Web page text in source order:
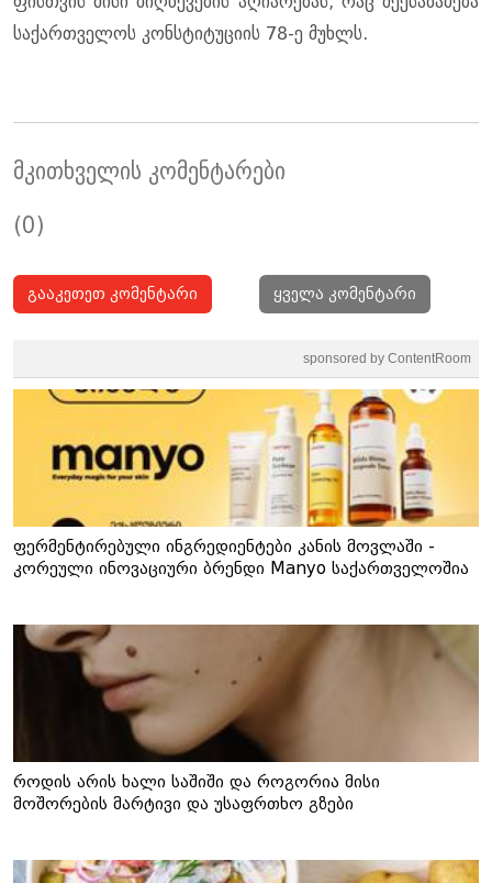
სა­ქარ­თვე­ლოს კონ­სტი­ტუ­ცი­ის 78-ე მუხლს.
მკითხველის კომენტარები
(0)
გააკეთეთ კომენტარი ყველა კომენტარი
sponsored by ContentRoom
ფერმენტირებული ინგრედიენტები კანის მოვლაში -
კორეული ინოვაციური ბრენდი Manyo საქართველოშია
როდის არის ხალი საშიში და როგორია მისი
მოშორების მარტივი და უსაფრთხო გზები